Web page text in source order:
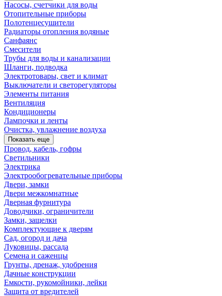
Насосы, счетчики для воды
Отопительные приборы
Полотенцесушители
Радиаторы отопления водяные
Санфаянс
Смесители
Трубы для воды и канализации
Шланги, подводка
Электротовары, свет и климат
Выключатели и светорегуляторы
Элементы питания
Вентиляция
Кондиционеры
Лампочки и ленты
Очистка, увлажнение воздуха
Показать еще
Провод, кабель, гофры
Светильники
Электрика
Электрообогревательные приборы
Двери, замки
Двери межкомнатные
Дверная фурнитура
Доводчики, ограничители
Замки, защелки
Комплектующие к дверям
Сад, огород и дача
Луковицы, рассада
Семена и саженцы
Грунты, дренаж, удобрения
Дачные конструкции
Емкости, рукомойники, лейки
Защита от вредителей